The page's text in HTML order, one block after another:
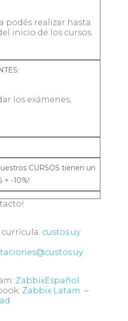
podés realizar hasta
inicio de los cursos.
los exámenes,
CURSOS tienen un
+ -10%!
currícula: custos.uy
ZabbixEspañol
Zabbix Latam –